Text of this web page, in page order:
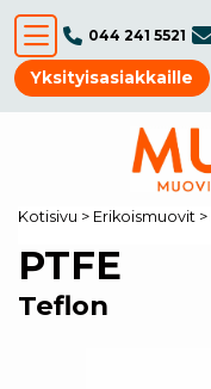
044 241 5521
Yksityisasiakkaille
Kotisivu > Erikoismuovit >
PTFE
Teflon